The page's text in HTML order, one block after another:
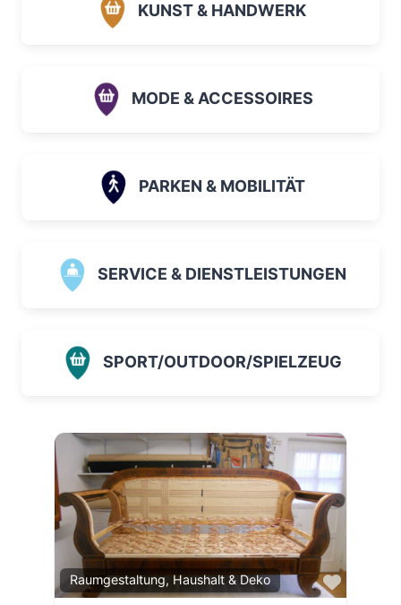
KUNST & HANDWERK
MODE & ACCESSOIRES
PARKEN & MOBILITÄT
SERVICE & DIENSTLEISTUNGEN
SPORT/OUTDOOR/SPIELZEUG
Raumgestaltung, Haushalt & Deko
Favorit